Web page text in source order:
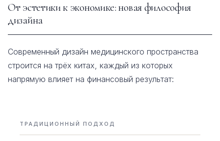
От эстетики к экономике: новая философия
дизайна
Современный дизайн медицинского пространства
строится на трёх китах, каждый из которых
напрямую влияет на финансовый результат:
ТРАДИЦИОННЫЙ ПОДХОД